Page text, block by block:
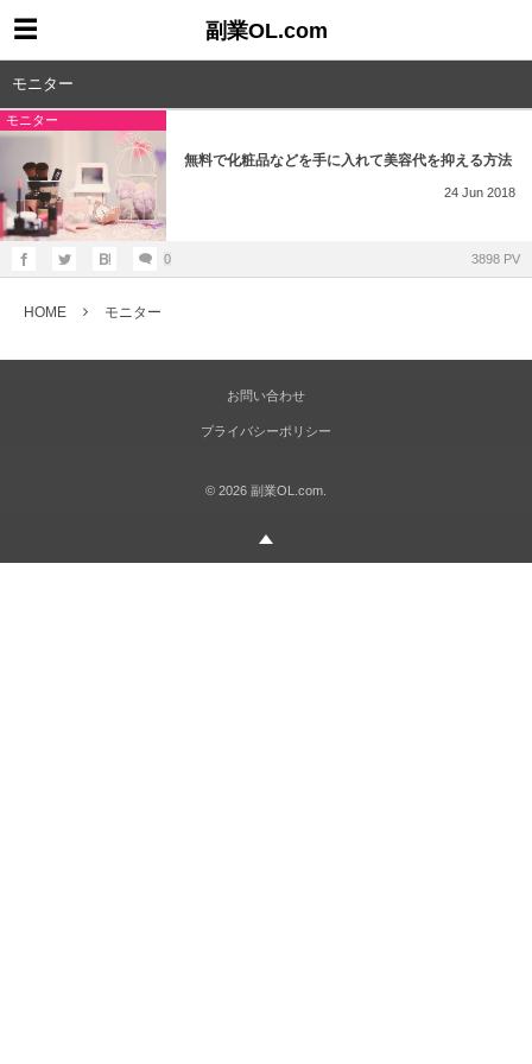
副業OL.com
モニター
モニター
無料で化粧品などを手に入れて美容代を抑える方法
24 Jun 2018
0 3898 PV
HOME モニター
お問い合わせ
プライバシーポリシー
© 2026 副業OL.com